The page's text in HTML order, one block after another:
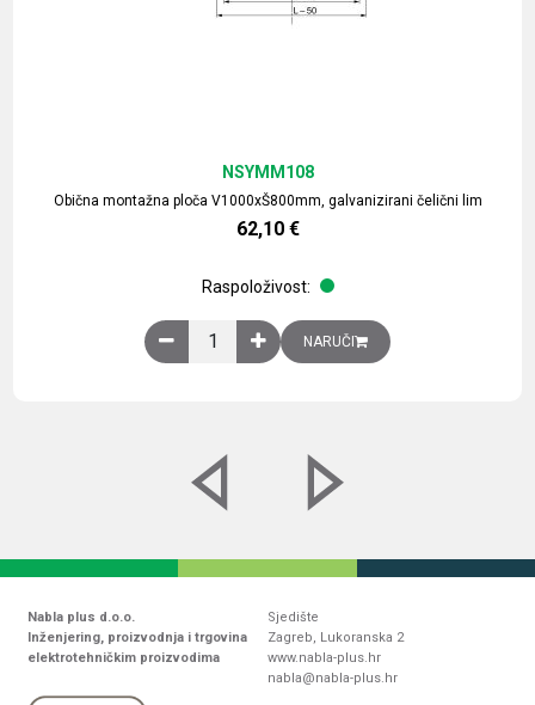
Obična montažna ploča V1000xŠ800mm, galvanizirani čelični lim
NSYMM108
62,10 €
Raspoloživost:
Obična montažna ploča V1000xŠ800mm,
NARUČI
Nabla plus d.o.o.
Inženjering, proizvodnja i trgovina
elektrotehničkim proizvodima
Sjedište
Zagreb, Lukoranska 2
www.nabla-plus.hr
nabla@nabla-plus.hr